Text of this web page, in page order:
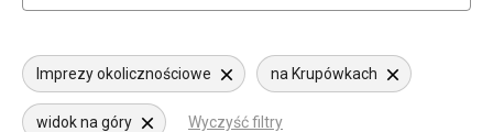
Imprezy okolicznościowe na Krupówkach
widok na góry Wyczyść filtry